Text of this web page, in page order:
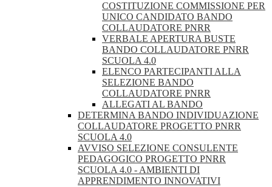
COSTITUZIONE COMMISSIONE PER
UNICO CANDIDATO BANDO
COLLAUDATORE PNRR
VERBALE APERTURA BUSTE
BANDO COLLAUDATORE PNRR
SCUOLA 4.0
ELENCO PARTECIPANTI ALLA
SELEZIONE BANDO
COLLAUDATORE PNRR
ALLEGATI AL BANDO
DETERMINA BANDO INDIVIDUAZIONE
COLLAUDATORE PROGETTO PNRR
SCUOLA 4.0
AVVISO SELEZIONE CONSULENTE
PEDAGOGICO PROGETTO PNRR
SCUOLA 4.0 - AMBIENTI DI
APPRENDIMENTO INNOVATIVI